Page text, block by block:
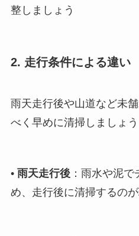
整しましょう
2. 走行条件による違い
雨天走行後や山道など未
べく早めに清掃しましょう
• 雨天走行後：雨水や泥で
め、走行後に清掃するの